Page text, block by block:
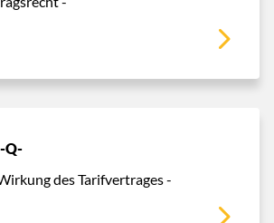
Q-
des Tarifvertrages -